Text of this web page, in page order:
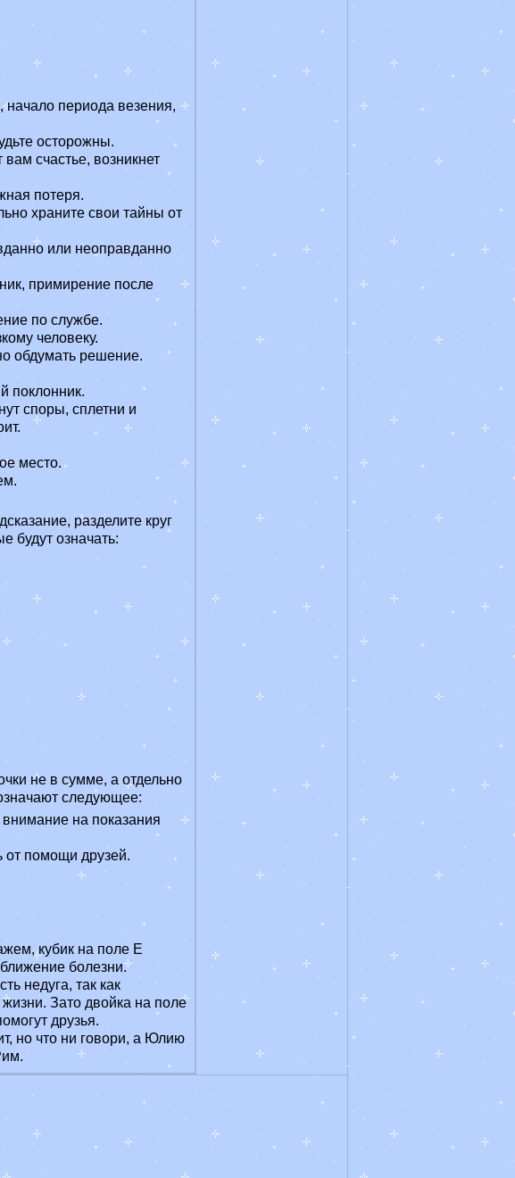
периода везения,
осторожны.
счастье, возникнет
потеря.
храните свои тайны от
или неоправданно
примирение после
по службе.
человеку.
обдумать решение.
поклонник.
споры, сплетни и
место.
разделите круг
будут означать:
не в сумме, а отдельно
следующее:
на показания
от помощи друзей.
кубик на поле Е
болезни.
недуга, так как
Зато двойка на поле
друзья.
но что ни говори, а Юлию